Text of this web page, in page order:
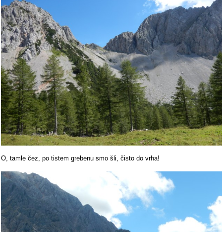
O, tamle čez, po tistem grebenu smo šli, čisto do vrha!